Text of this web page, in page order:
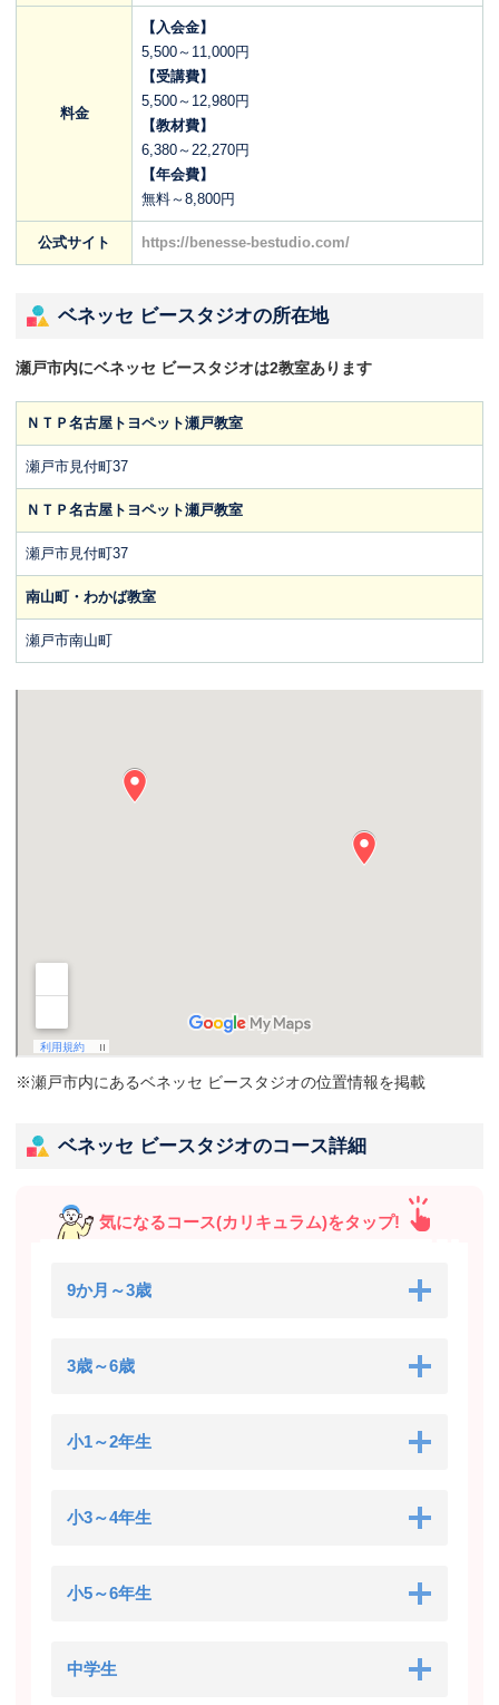
料金
【入会金】
5,500～11,000円
【受講費】
5,500～12,980円
【教材費】
6,380～22,270円
【年会費】
無料～8,800円
公式サイト https://benesse-bestudio.com/
ベネッセ ビースタジオの所在地
瀬戸市内にベネッセ ビースタジオは2教室あります
ＮＴＰ名古屋トヨペット瀬戸教室
瀬戸市見付町37
ＮＴＰ名古屋トヨペット瀬戸教室
瀬戸市見付町37
南山町・わかば教室
瀬戸市南山町
※瀬戸市内にあるベネッセ ビースタジオの位置情報を掲載
ベネッセ ビースタジオのコース詳細
気になるコース(カリキュラム)をタップ!
9か月～3歳
3歳～6歳
小1～2年生
小3～4年生
小5～6年生
中学生